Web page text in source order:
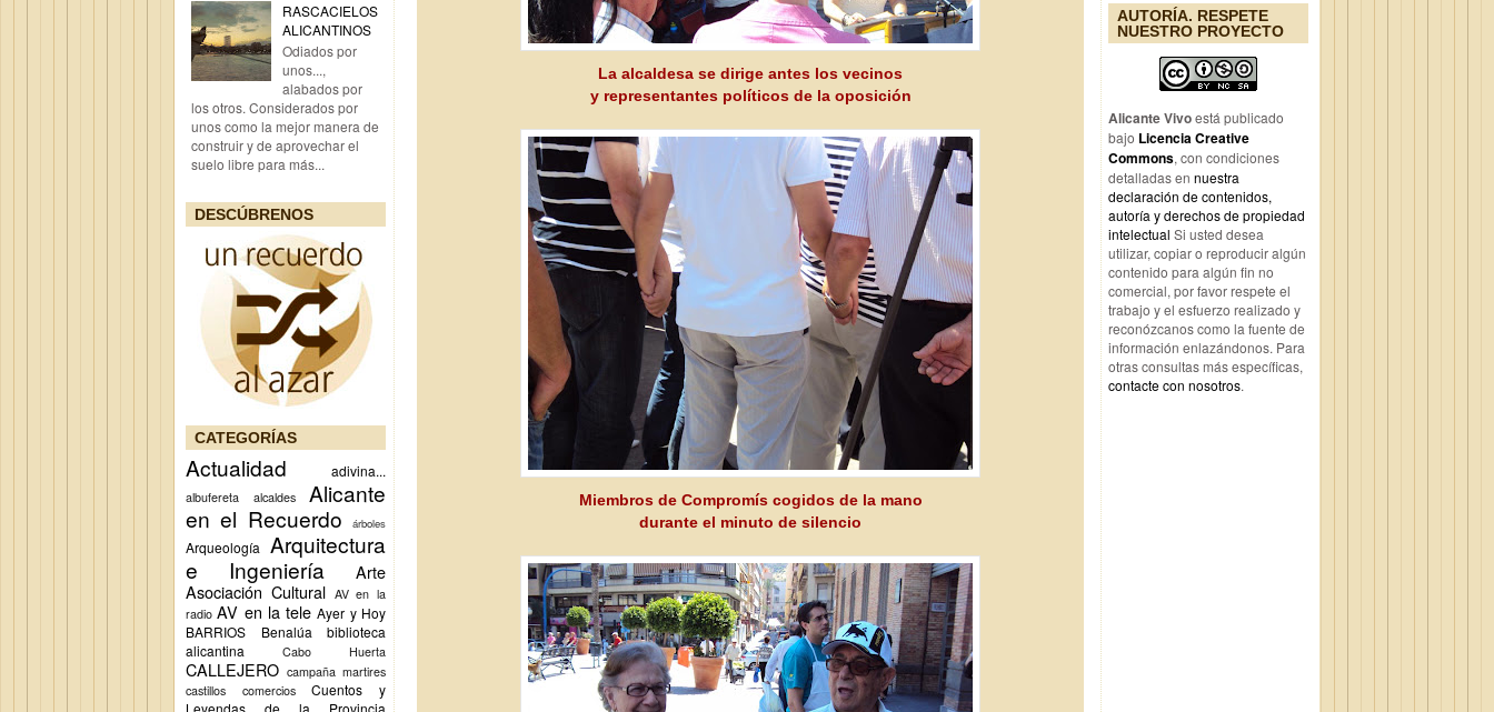
RASCACIELOS
ALICANTINOS
Odiados por
unos...,
alabados por
los otros. Considerados por
unos como la mejor manera de
construir y de aprovechar el
suelo libre para más...
DESCÚBRENOS
CATEGORÍAS
Actualidad adivina...
albufereta alcaldes
Alicante
en el Recuerdo
árboles
Arqueología Arquitectura
e Ingeniería
Arte
Asociación Cultural AV en la
radio AV en la tele Ayer y Hoy
BARRIOS
Benalúa
biblioteca
alicantina
Cabo Huerta
CALLEJERO campaña martires
castillos
comercios
Cuentos y
Leyendas de la Provincia
La alcaldesa se dirige antes los vecinos
y representantes políticos de la oposición
Miembros de Compromís cogidos de la mano
durante el minuto de silencio
AUTORÍA. RESPETE
NUESTRO PROYECTO
Alicante Vivoestá publicado
bajo Licencia Creative
Commons, con condiciones
detalladas en nuestra
declaración de contenidos,
autoría y derechos de propiedad
intelectual Si usted desea
utilizar, copiar o reproducir algún
contenido para algún fin no
comercial, por favor respete el
trabajo y el esfuerzo realizado y
reconózcanos como la fuente de
información enlazándonos. Para
otras consultas más específicas,
contacte con nosotros.